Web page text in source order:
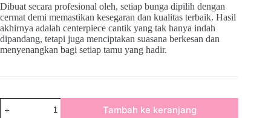
Dibuat secara profesional oleh, setiap bunga dipilih dengan
cermat demi memastikan kesegaran dan kualitas terbaik. Hasil
akhirnya adalah centerpiece cantik yang tak hanya indah
dipandang, tetapi juga menciptakan suasana berkesan dan
menyenangkan bagi setiap tamu yang hadir.
Tambah ke keranjang